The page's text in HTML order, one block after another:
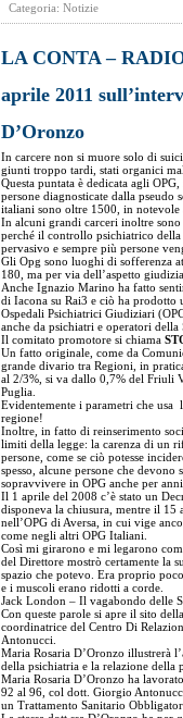
Categoria: Notizie
LA CONTA –
aprile 2011
D’Oronzo
In carcere non si muore solo di
giunti troppo tardi, stati organici
Questa puntata è dedicata agli
persone diagnosticate dalla
italiani sono oltre 1500, in notevole
In alcuni grandi carceri inoltre sono
perché il controllo psichiatrico della
pervasivo e sempre più persone
Gli Opg sono luoghi di sofferenza
180, ma per via dell’aspetto
Anche Ignazio Marino ha fatto
di Iacona su Rai3 e ciò ha prodotto
Ospedali Psichiatrici Giudiziari
anche da psichiatri e operatori della
Il comitato promotore si chiama
Un fatto originale, come da
grande divario tra Regioni, in
al 2/3%, si va dallo 0,7% del Friuli
Puglia.
Evidentemente i parametri che usa
regione!
Inoltre, in fatto di reinserimento
limiti della legge: la carenza di un
persone, come se ciò potesse
spesso, alcune persone che
sopravvivere in OPG anche per anni.
Il 1 aprile del 2008 c’è stato un
disponeva la chiusura, mentre il 15
nell’OPG di Aversa, in cui vige
come negli altri OPG Italiani.
Così mi girarono e mi legarono
del Direttore mostrò certamente la
spazio che potevo. Era proprio
e i muscoli erano ridotti a corde.
Jack London – Il vagabondo delle
Con queste parole si apre il sito
coordinatrice del Centro Di
Antonucci.
Maria Rosaria D’Oronzo illustrerà
della psichiatria e la relazione della
Maria Rosaria D’Oronzo ha
92 al 96, col dott. Giorgio
un Trattamento Sanitario